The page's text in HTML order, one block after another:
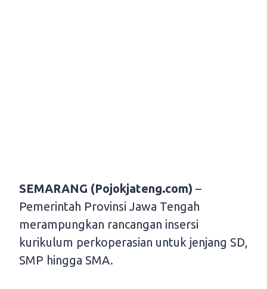
SEMARANG (Pojokjateng.com) –
Pemerintah Provinsi Jawa Tengah
merampungkan rancangan insersi
kurikulum perkoperasian untuk jenjang SD,
SMP hingga SMA.